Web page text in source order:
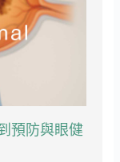
預防與眼健